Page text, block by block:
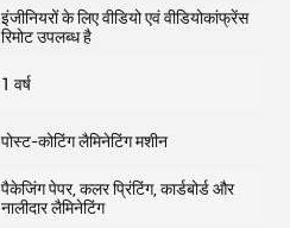
इंजीनियरों के लिए वीडियो एवं वीडियोकांफ्रेंस
रिमोट उपलब्ध है
1 वर्ष
पोस्ट-कोटिंग लैमिनेटिंग मशीन
पैकेजिंग पेपर, कलर प्रिंटिंग, कार्डबोर्ड और
नालीदार लैमिनेटिंग